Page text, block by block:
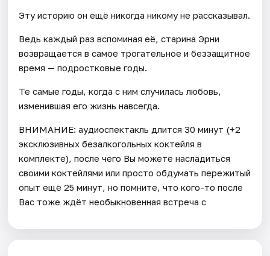
Эту историю он ещё никогда никому не рассказывал.
Ведь каждый раз вспоминая её, старина Эрни
возвращается в самое трогательное и беззащитное
время — подростковые годы.
Те самые годы, когда с ним случилась любовь,
изменившая его жизнь навсегда.
ВНИМАНИЕ: аудиоспектакль длится 30 минут (+2
эксклюзивных безалкогольных коктейля в
комплекте), после чего Вы можете насладиться
своими коктейлями или просто обдумать пережитый
опыт ещё 25 минут, но помните, что кого-то после
Вас тоже ждёт необыкновенная встреча с